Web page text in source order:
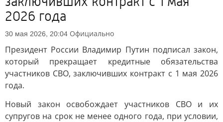
2026 года
30 мая 2026, 20:04 Официально
Президент России Владимир Путин подписал закон,
который прекращает кредитные обязательства
участников СВО, заключивших контракт с 1 мая 2026
года.
Новый закон освобождает участников СВО и их
супругов на срок не менее одного года, при условии,